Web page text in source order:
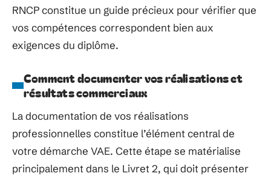
RNCP constitue un guide précieux pour vérifier que
vos compétences correspondent bien aux
exigences du diplôme.
Comment documenter vos réalisations et
résultats commerciaux
La documentation de vos réalisations
professionnelles constitue l’élément central de
votre démarche VAE. Cette étape se matérialise
principalement dans le Livret 2, qui doit présenter